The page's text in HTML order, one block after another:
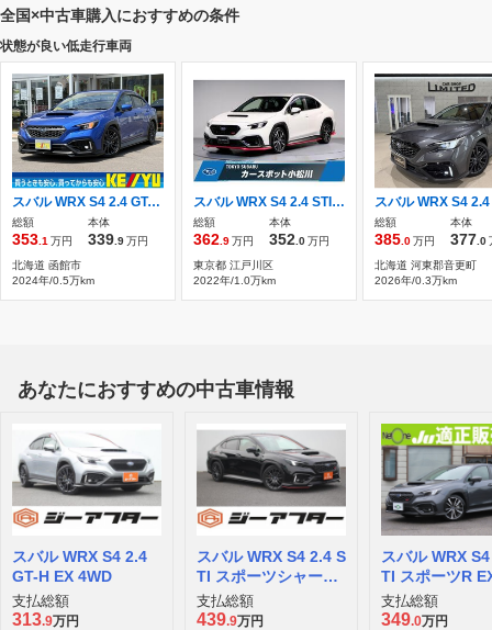
全国×中古車購入におすすめの条件
状態が良い低走行車両
スバル WRX S4 2.4 GT-H EX 4WD STIフルエアロ 柿本マフラー 11.6型ナビ
総額
353 .1 万円
本体
339 .9万円
北海道 函館市
2024年/0.5万km
スバル WRX S4 2.4 STI スポーツR EX 4WD 11.6インチモニター・フロント＆サイド＆バ
総額
362 .9万円
本体
352 .0万円
東京都 江戸川区
2022年/1.0万km
総額
385 .0万円
本体
377 .0
北海道 河東郡音更町
2026年/0.3万km
あなたにおすすめの中古車情報
スバル WRX S4 2.4
GT-H EX 4WD
支払総額
313.9万円
スバル WRX S4 2.4 S
TI スポーツシャープ
4WD
支払総額
439.9万円
スバル WRX
TI スポーツR
D
支払総額
349.0万円